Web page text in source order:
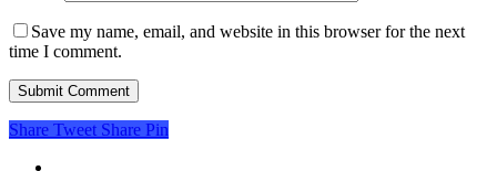
Save my name, email, and website in this browser for the next
time I comment.
Share Tweet Share Pin